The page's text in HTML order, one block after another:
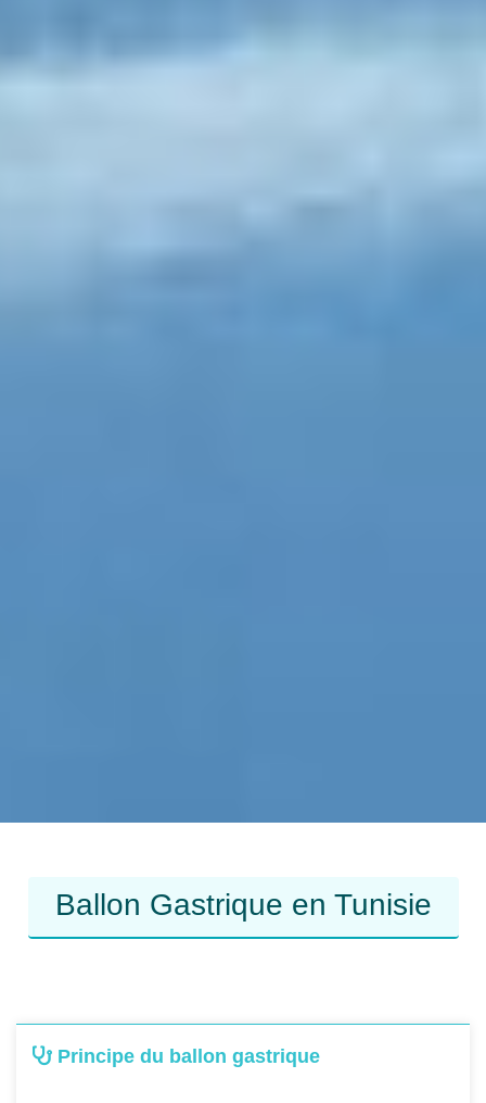
Ballon Gastrique en Tunisie
Principe du ballon gastrique